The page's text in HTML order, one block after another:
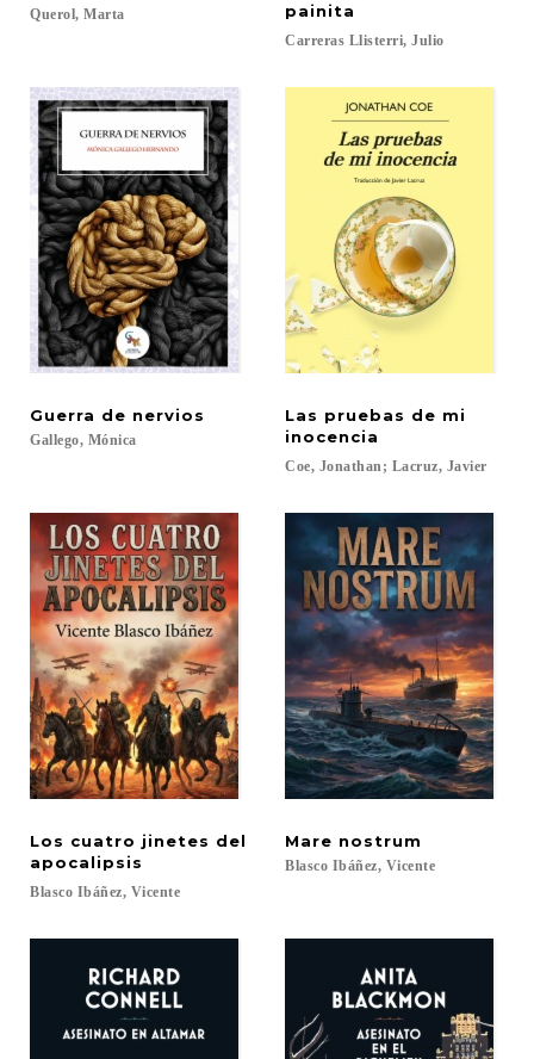
Querol, Marta
painita
Carreras Llisterri, Julio
Guerra de nervios
Gallego, Mónica
Las pruebas de mi
inocencia
Coe, Jonathan; Lacruz, Javier
Los cuatro jinetes del
apocalipsis
Blasco Ibáñez, Vicente
Mare nostrum
Blasco Ibáñez, Vicente